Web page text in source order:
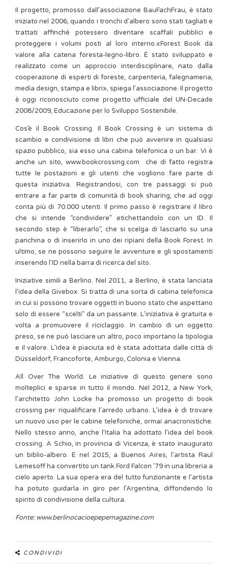
Il progetto, promosso dall’associazione BauFachFrau, è stato
iniziato nel 2006, quando i tronchi d’albero sono stati tagliati e
trattati affinché potessero diventare scaffali pubblici e
proteggere i volumi posti al loro interno.«Forest Book dà
valore alla catena foresta-legno-libro. È stato sviluppato e
realizzato come un approccio interdisciplinare, nato dalla
cooperazione di esperti di foreste, carpenteria, falegnameria,
media design, stampa e libri», spiega l’associazione. Il progetto
è oggi riconosciuto come progetto ufficiale del UN-Decade
2008/2009, Educazione per lo Sviluppo Sostenibile.
Cos’è il Book Crossing. Il Book Crossing è un sistema di
scambio e condivisione di libri che può avvenire in qualsiasi
spazio pubblico, sia esso una cabina telefonica o un bar. Vi è
anche un sito, www.bookcrossing.com che di fatto registra
tutte le postazioni e gli utenti che vogliono fare parte di
questa iniziativa. Registrandosi, con tre passaggi si può
entrare a far parte di comunità di book sharing, che ad oggi
conta più di 70.000 utenti. Il primo passo è registrare il libro
che si intende “condividere” etichettandolo con un ID. Il
secondo step è “liberarlo”, che si scelga di lasciarlo su una
panchina o di inserirlo in uno dei ripiani della Book Forest. In
ultimo, se ne possono seguire le avventure e gli spostamenti
inserendo l’ID nella barra di ricerca del sito.
Iniziative simili a Berlino. Nel 2011, a Berlino, è stata lanciata
l’idea della Givebox. Si tratta di una sorta di cabina telefonica
in cui si possono trovare oggetti in buono stato che aspettano
solo di essere “scelti” da un passante. L’iniziativa è gratuita e
volta a promuovere il riciclaggio. In cambio di un oggetto
preso, se ne può lasciare un altro, poco importano la tipologia
e il valore. L’idea è piaciuta ed è stata adottata dalle città di
Düsseldorf, Francoforte, Amburgo, Colonia e Vienna.
All Over The World. Le iniziative di questo genere sono
molteplici e sparse in tutto il mondo. Nel 2012, a New York,
l’architetto John Locke ha promosso un progetto di book
crossing per riqualificare l’arredo urbano. L’idea è di trovare
un nuovo uso per le cabine telefoniche, ormai anacronistiche.
Nello stesso anno, anche l’Italia ha adottato l’idea del book
crossing. A Schio, in provincia di Vicenza, è stato inaugurato
un biblio-albero. E nel 2015, a Buenos Aires, l’artista Raul
Lemesoff ha convertito un tank Ford Falcon ’79 in una libreria a
cielo aperto. La sua opera era del tutto funzionante e l’artista
ha potuto guidarla in giro per l’Argentina, diffondendo lo
spirito di condivisione della cultura.
Fonte: www.berlinocacioepepemagazine.com
CONDIVIDI